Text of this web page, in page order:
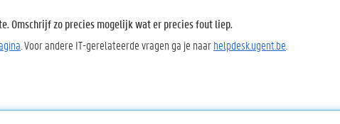
Omschrijf zo precies mogelijk wat er precies fout liep.
. Voor andere IT-gerelateerde vragen ga je naarhelpdesk.ugent.be